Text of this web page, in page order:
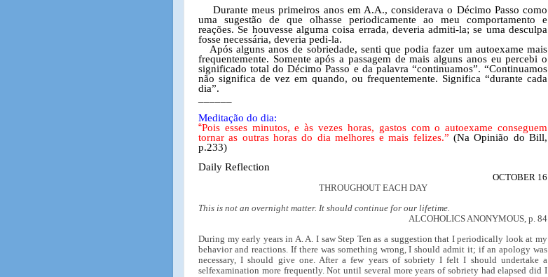
Durante meus primeiros anos em A.A., considerava o Décimo Passo como
uma sugestão de que olhasse periodicamente ao meu comportamento e
reações. Se houvesse alguma coisa errada, deveria admiti-la; se uma desculpa
fosse necessária, deveria pedi-la.
Após alguns anos de sobriedade, senti que podia fazer um autoexame mais
frequentemente. Somente após a passagem de mais alguns anos eu percebi o
significado total do Décimo Passo e da palavra “continuamos”. “Continuamos
não significa de vez em quando, ou frequentemente. Significa “durante cada
dia”.
Meditação do dia:
“Pois esses minutos, e às vezes horas, gastos com o autoexame conseguem
tornar as outras horas do dia melhores e mais felizes.” (Na Opinião do Bill,
p.233)
Daily Reflection
OCTOBER 16
THROUGHOUT EACH DAY
This is not an overnight matter. It should continue for our lifetime.
ALCOHOLICS ANONYMOUS, p. 84
During my early years in A. A. I saw Step Ten as a suggestion that I periodically look at my
behavior and reactions. If there was something wrong, I should admit it; if an apology was
necessary, I should give one. After a few years of sobriety I felt I should undertake a
selfexamination more frequently. Not until several more years of sobriety had elapsed did I